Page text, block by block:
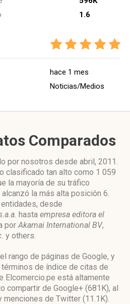
1.6
hace 1 mes
Noticias/Medios
Comparados
por nosotros desde abril, 2011.
clasificado tan alto como 1 059
la mayoría de su tráfico
la más alta posición 6.
desde
hasta empresa editora el
porAkamai International BV,
y others.
rango de páginas de Google, y
de índice de citas de
Elcomercio.pe está altamente
compartir de Google+ (681K), al
menciones de Twitter (11.1K).